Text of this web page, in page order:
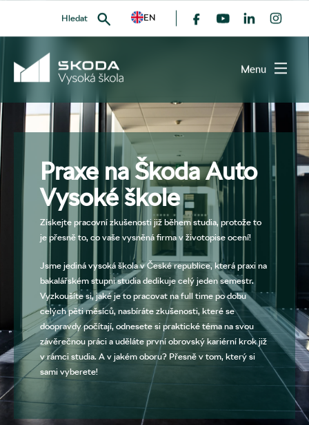
Hledat
VYHLEDAT
EN
Menu
Praxe na Škoda Auto
Vysoké škole
Získejte pracovní zkušenosti již během studia, protože to
je přesně to, co vaše vysněná firma v životopise ocení!
Jsme jediná vysoká škola v České republice, která praxi na
bakalářském stupni studia dedikuje celý jeden semestr.
Vyzkoušíte si, jaké je to pracovat na full time po dobu
celých pěti měsíců, nasbíráte zkušenosti, které se
doopravdy počítají, odnesete si praktické téma na svou
závěrečnou práci a uděláte první obrovský kariérní krok již
v rámci studia. A v jakém oboru? Přesně v tom, který si
sami vyberete!